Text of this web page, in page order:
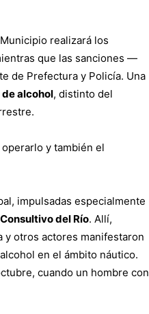
realizará los
que las sanciones —
de Prefectura y Policía. Una
alcohol, distinto del
y también el
impulsadas especialmente
del Río. Allí,
y otros actores manifestaron
en el ámbito náutico.
cuando un hombre con